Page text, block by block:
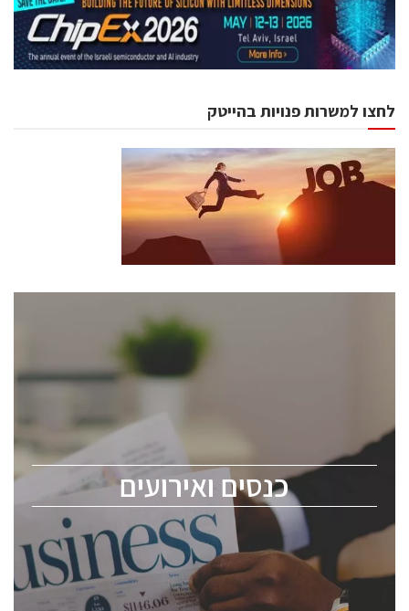
לחצו למשרות פנויות בהייטק
כנסים ואירועים
כנסים ואירועים
לכל העוסקים בתעשיית הסמיקונדקטור כולל מהנדסים,
ChipEx2026 will be held on May 12-13, 2026. The
conference is intended for everyone involved in the
semiconductor industry, including engineers,
professional experts, and senior executives.